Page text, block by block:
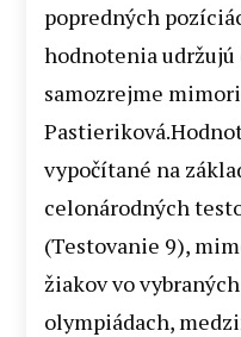
popredných
hodnotenia udržujú
samozrejme
vypočítané na
celonárodných
(Testovanie 9),
žiakov vo
olympiádach,